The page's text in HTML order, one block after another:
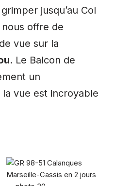
jusqu’au Col
offre de
vue sur la
. Le Balcon de
un
vue est incroyable